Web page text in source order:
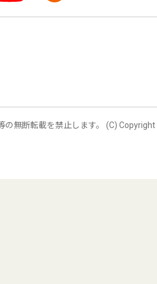
無断転載を禁止します。 (C) Copyright